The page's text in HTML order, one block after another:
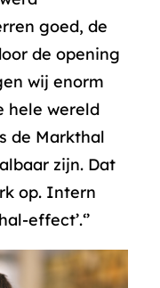
goed, de
de opening
wij enorm
hele wereld
de Markthal
zijn. Dat
op. Intern
effect’.‘’